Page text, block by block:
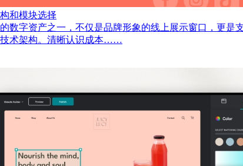
和模块选择
数字资产之一，不仅是品牌形象的线上展示窗口，更
术架构。清晰认识成本……